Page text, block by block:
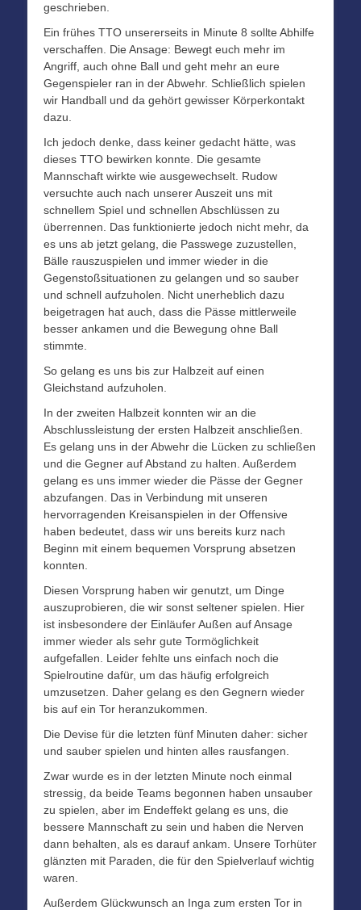
geschrieben.
Ein frühes TTO unsererseits in Minute 8 sollte Abhilfe
verschaffen. Die Ansage: Bewegt euch mehr im
Angriff, auch ohne Ball und geht mehr an eure
Gegenspieler ran in der Abwehr. Schließlich spielen
wir Handball und da gehört gewisser Körperkontakt
dazu.
Ich jedoch denke, dass keiner gedacht hätte, was
dieses TTO bewirken konnte. Die gesamte
Mannschaft wirkte wie ausgewechselt. Rudow
versuchte auch nach unserer Auszeit uns mit
schnellem Spiel und schnellen Abschlüssen zu
überrennen. Das funktionierte jedoch nicht mehr, da
es uns ab jetzt gelang, die Passwege zuzustellen,
Bälle rauszuspielen und immer wieder in die
Gegenstoßsituationen zu gelangen und so sauber
und schnell aufzuholen. Nicht unerheblich dazu
beigetragen hat auch, dass die Pässe mittlerweile
besser ankamen und die Bewegung ohne Ball
stimmte.
So gelang es uns bis zur Halbzeit auf einen
Gleichstand aufzuholen.
In der zweiten Halbzeit konnten wir an die
Abschlussleistung der ersten Halbzeit anschließen.
Es gelang uns in der Abwehr die Lücken zu schließen
und die Gegner auf Abstand zu halten. Außerdem
gelang es uns immer wieder die Pässe der Gegner
abzufangen. Das in Verbindung mit unseren
hervorragenden Kreisanspielen in der Offensive
haben bedeutet, dass wir uns bereits kurz nach
Beginn mit einem bequemen Vorsprung absetzen
konnten.
Diesen Vorsprung haben wir genutzt, um Dinge
auszuprobieren, die wir sonst seltener spielen. Hier
ist insbesondere der Einläufer Außen auf Ansage
immer wieder als sehr gute Tormöglichkeit
aufgefallen. Leider fehlte uns einfach noch die
Spielroutine dafür, um das häufig erfolgreich
umzusetzen. Daher gelang es den Gegnern wieder
bis auf ein Tor heranzukommen.
Die Devise für die letzten fünf Minuten daher: sicher
und sauber spielen und hinten alles rausfangen.
Zwar wurde es in der letzten Minute noch einmal
stressig, da beide Teams begonnen haben unsauber
zu spielen, aber im Endeffekt gelang es uns, die
bessere Mannschaft zu sein und haben die Nerven
dann behalten, als es darauf ankam. Unsere Torhüter
glänzten mit Paraden, die für den Spielverlauf wichtig
waren.
Außerdem Glückwunsch an Inga zum ersten Tor in